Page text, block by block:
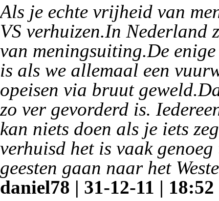
Als je echte vrijheid van
VS verhuizen.In Nederland
van meningsuiting.De
is als we allemaal een
opeisen via bruut
zo ver gevorderd is.
kan niets doen als je iets
verhuisd het is vaak
geesten gaan naar het
daniel78 | 31-12-11 | 18:52